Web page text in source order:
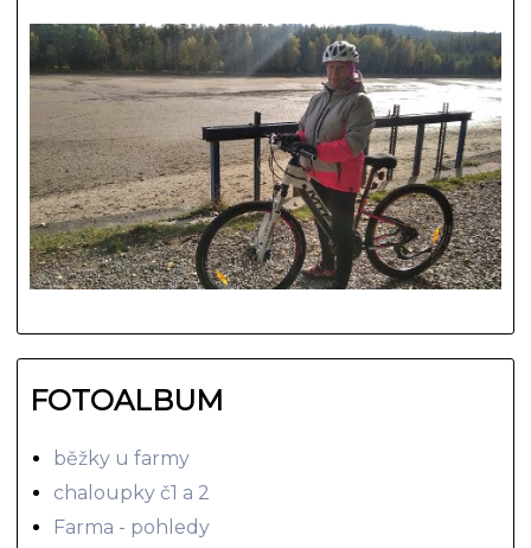
FOTOALBUM
běžky u farmy
chaloupky č1 a 2
Farma - pohledy